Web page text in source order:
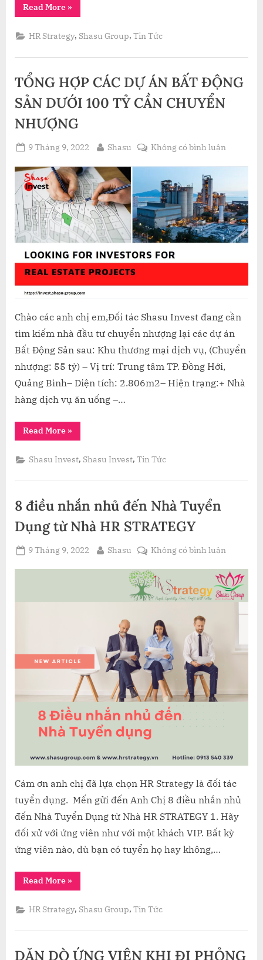
Read More“Tổng
Hợp
HR
–
Tháng
09
năm
2022”
»
HR Strategy, Shasu Group,Tin Tức
TỔNG HỢP CÁC DỰ ÁN BẤT ĐỘNG
SẢN DƯỚI 100 TỶ CẦN CHUYỂN
NHƯỢNG
Posted
9 Tháng 9, 2022 By
Shasu Không có bình luậnở
DỰ
ÁN
BẤT
ĐỘNG
CẦN
CHUYỂN
NHƯỢNG
Chào các anh chị em,Đối tác Shasu Invest đang cần
tìm kiếm nhà đầu tư chuyển nhượng lại các dự án
Bất Động Sản sau: Khu thương mại dịch vụ, (Chuyển
nhượng: 55 tỷ) – Vị trí: Trung tâm TP. Đồng Hới,
Quảng Bình– Diện tích: 2.806m2– Hiện trạng:+ Nhà
hàng dịch vụ ăn uống –…
Read More“TỔNG
HỢP
DỰ
ÁN
ĐỘNG
DƯỚI
100
TỶ
CẦN
CHUYỂN
»
Shasu Invest, Shasu Invest,Tin Tức
8 điều nhắn nhủ đến Nhà Tuyển
Dụng từ Nhà HR STRATEGY
Posted
9 Tháng 9, 2022 By
Shasu Không có bình luậnở
điều
nhắn
nhủ
đến
Tuyển
Dụng
HR
Cám ơn anh chị đã lựa chọn HR Strategy là đối tác
tuyển dụng. Mến gửi đến Anh Chị 8 điều nhắn nhủ
đến Nhà Tuyển Dụng từ Nhà HR STRATEGY 1. Hãy
đối xử với ứng viên như với một khách VIP. Bất kỳ
ứng viên nào, dù bạn có tuyển họ hay không,…
Read More“8
điều
nhủ
đến
Tuyển
Nhà
»
HR Strategy, Shasu Group,Tin Tức
DẶN DÒ ỨNG VIÊN KHI ĐI PHỎNG